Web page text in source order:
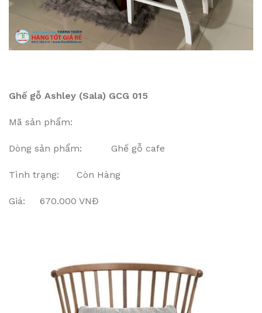
Ghế gỗ Ashley (Sala) GCG 015
Mã sản phẩm:
Dòng sản phẩm: Ghế gỗ cafe
Tình trạng: Còn Hàng
Giá: 670.000 VNĐ